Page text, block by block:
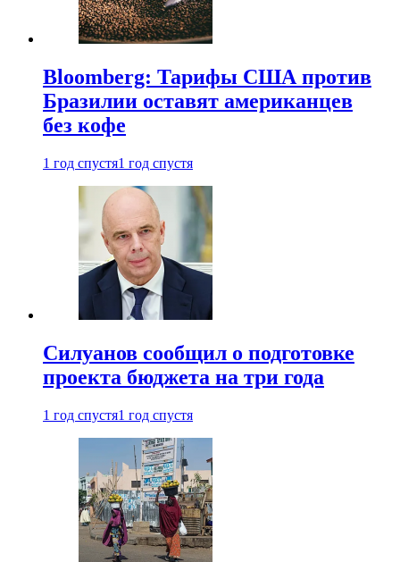
Bloomberg: Тарифы США против
Бразилии оставят американцев
без кофе
1 год спустя1 год спустя
Силуанов сообщил о подготовке
проекта бюджета на три года
1 год спустя1 год спустя